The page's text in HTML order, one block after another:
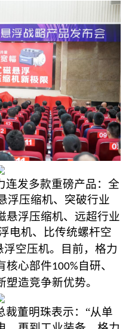
连发多款重磅产品：全
浮压缩机、突破行业
悬浮压缩机、远超行业
电机、比传统螺杆空
浮空压机。目前，格力
核心部件100% 自研、
造竞争新优势。
董明珠表示： “从单